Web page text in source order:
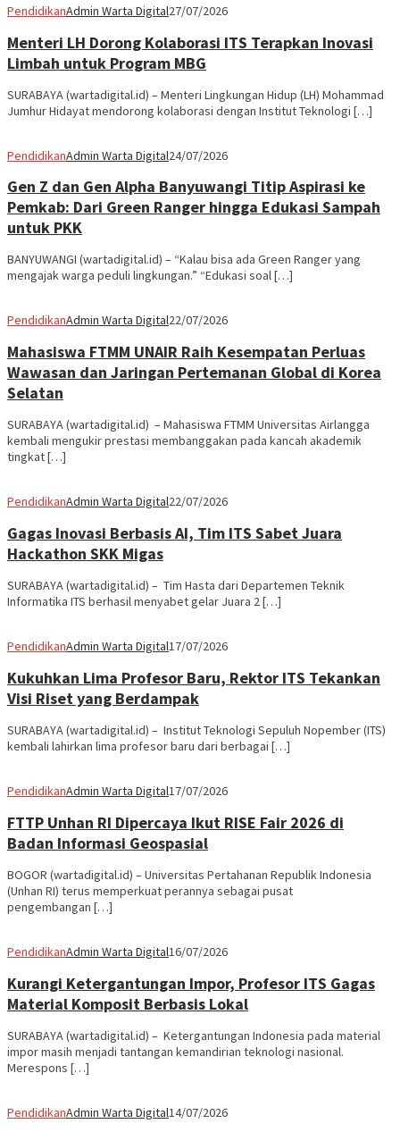
PendidikanAdmin Warta Digital27/07/2026
Menteri LH Dorong Kolaborasi ITS Terapkan Inovasi
Limbah untuk Program MBG
SURABAYA (wartadigital.id) – Menteri Lingkungan Hidup (LH) Mohammad
Jumhur Hidayat mendorong kolaborasi dengan Institut Teknologi […]
PendidikanAdmin Warta Digital24/07/2026
Gen Z dan Gen Alpha Banyuwangi Titip Aspirasi ke
Pemkab: Dari Green Ranger hingga Edukasi Sampah
untuk PKK
BANYUWANGI (wartadigital.id) – “Kalau bisa ada Green Ranger yang
mengajak warga peduli lingkungan.” “Edukasi soal […]
PendidikanAdmin Warta Digital22/07/2026
Mahasiswa FTMM UNAIR Raih Kesempatan Perluas
Wawasan dan Jaringan Pertemanan Global di Korea
Selatan
SURABAYA (wartadigital.id) – Mahasiswa FTMM Universitas Airlangga
kembali mengukir prestasi membanggakan pada kancah akademik
tingkat […]
PendidikanAdmin Warta Digital22/07/2026
Gagas Inovasi Berbasis AI, Tim ITS Sabet Juara
Hackathon SKK Migas
SURABAYA (wartadigital.id) – Tim Hasta dari Departemen Teknik
Informatika ITS berhasil menyabet gelar Juara 2 […]
PendidikanAdmin Warta Digital17/07/2026
Kukuhkan Lima Profesor Baru, Rektor ITS Tekankan
Visi Riset yang Berdampak
SURABAYA (wartadigital.id) – Institut Teknologi Sepuluh Nopember (ITS)
kembali lahirkan lima profesor baru dari berbagai […]
PendidikanAdmin Warta Digital17/07/2026
FTTP Unhan RI Dipercaya Ikut RISE Fair 2026 di
Badan Informasi Geospasial
BOGOR (wartadigital.id) – Universitas Pertahanan Republik Indonesia
(Unhan RI) terus memperkuat perannya sebagai pusat
pengembangan […]
PendidikanAdmin Warta Digital16/07/2026
Kurangi Ketergantungan Impor, Profesor ITS Gagas
Material Komposit Berbasis Lokal
SURABAYA (wartadigital.id) – Ketergantungan Indonesia pada material
impor masih menjadi tantangan kemandirian teknologi nasional.
Merespons […]
PendidikanAdmin Warta Digital14/07/2026